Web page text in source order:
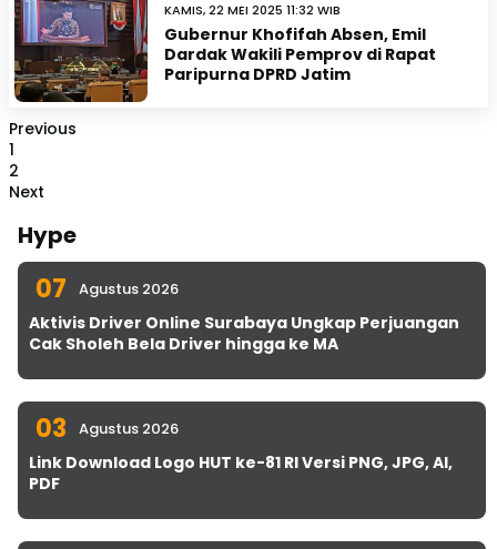
KAMIS, 22 MEI 2025 11:32 WIB
Gubernur Khofifah Absen, Emil
Dardak Wakili Pemprov di Rapat
Paripurna DPRD Jatim
Previous
1
2
Next
Hype
07 Agustus 2026
Aktivis Driver Online Surabaya Ungkap Perjuangan
Cak Sholeh Bela Driver hingga ke MA
03 Agustus 2026
Link Download Logo HUT ke-81 RI Versi PNG, JPG, AI,
PDF